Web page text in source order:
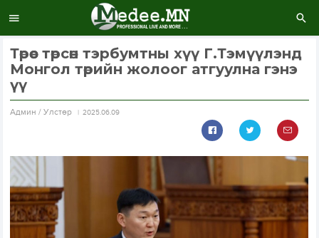
Төрөөс төрсөн тэрбумтны хүү Г.Тэмүүлэнд
Монгол төрийн жолоог атгуулна гэнэ
үү
Aдмин / Улстөр 2025.06.09